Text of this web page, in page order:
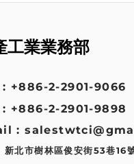
工業業務部
: +886-2-2901-9066
: +886-2-2901-9898
:
新北市樹林區俊安街53巷16